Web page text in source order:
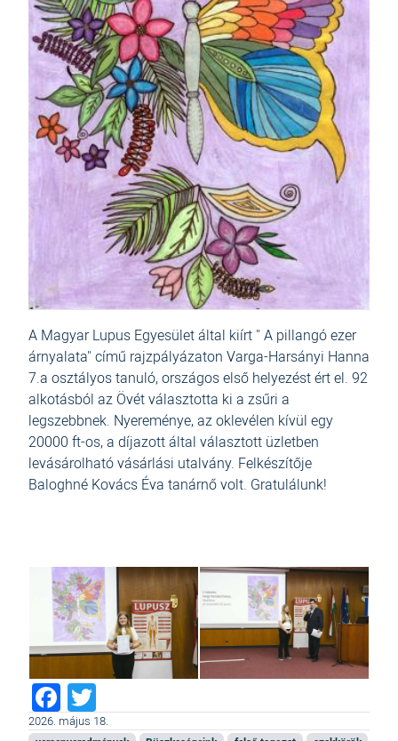
A Magyar Lupus Egyesület által kiírt " A pillangó ezer
árnyalata" című rajzpályázaton Varga-Harsányi Hanna
7.a osztályos tanuló, országos első helyezést ért el. 92
alkotásból az Övét választotta ki a zsűri a
legszebbnek. Nyereménye, az oklevélen kívül egy
20000 ft-os, a díjazott által választott üzletben
levásárolható vásárlási utalvány. Felkészítője
Baloghné Kovács Éva tanárnő volt. Gratulálunk!
Facebook
2026. május 18.